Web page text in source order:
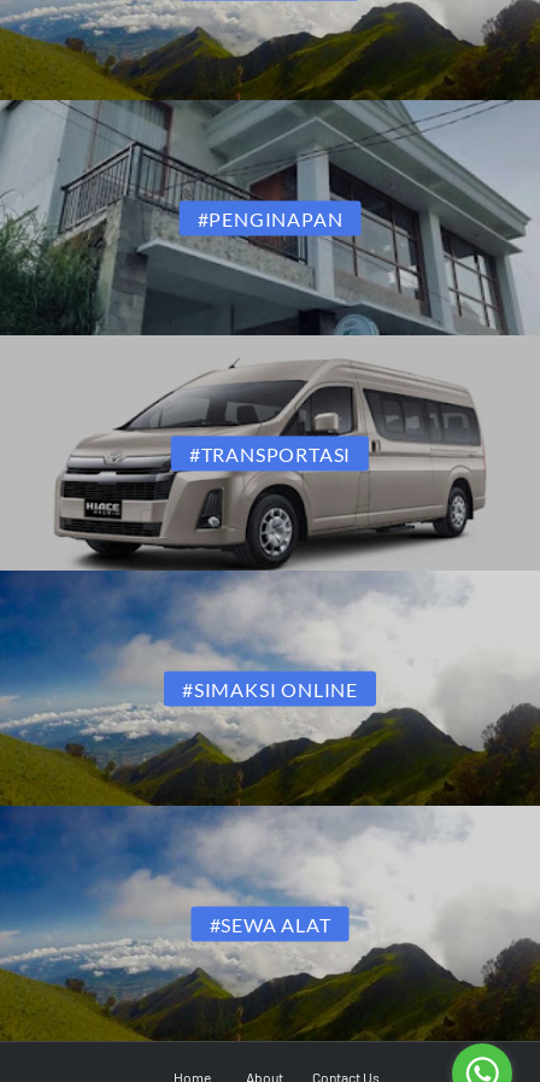
#PENGINAPAN
#TRANSPORTASI
#SIMAKSI ONLINE
#SEWA ALAT
Home About Contact Us